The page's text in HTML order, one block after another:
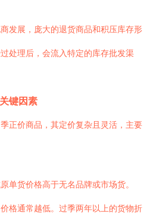
商发展，庞大的退货商品和积压库存形
处理后，会流入特定的库存批发渠
键因素
正价商品，其定价复杂且灵活，主要
单货价格高于无名品牌或市场货。
价格通常越低。过季两年以上的货物折